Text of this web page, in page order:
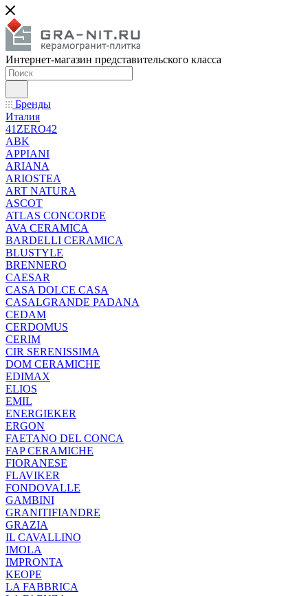
Интернет-магазин представительского класса
Бренды
Италия
41ZERO42
ABK
APPIANI
ARIANA
ARIOSTEA
ART NATURA
ASCOT
ATLAS CONCORDE
AVA CERAMICA
BARDELLI CERAMICA
BLUSTYLE
BRENNERO
CAESAR
CASA DOLCE CASA
CASALGRANDE PADANA
CEDAM
CERDOMUS
CERIM
CIR SERENISSIMA
DOM CERAMICHE
EDIMAX
ELIOS
EMIL
ENERGIEKER
ERGON
FAETANO DEL CONCA
FAP CERAMICHE
FIORANESE
FLAVIKER
FONDOVALLE
GAMBINI
GRANITIFIANDRE
GRAZIA
IL CAVALLINO
IMOLA
IMPRONTA
KEOPE
LA FABBRICA